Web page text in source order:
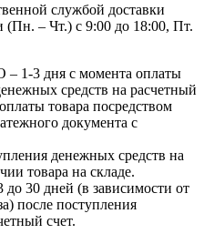
службой доставки
– Чт.) с 9:00 до 18:00, Пт.
1-3 дня с момента оплаты
средств на расчетный
товара посредством
документа с
денежных средств на
товара на складе.
до 30 дней (в зависимости от
после поступления
счет.